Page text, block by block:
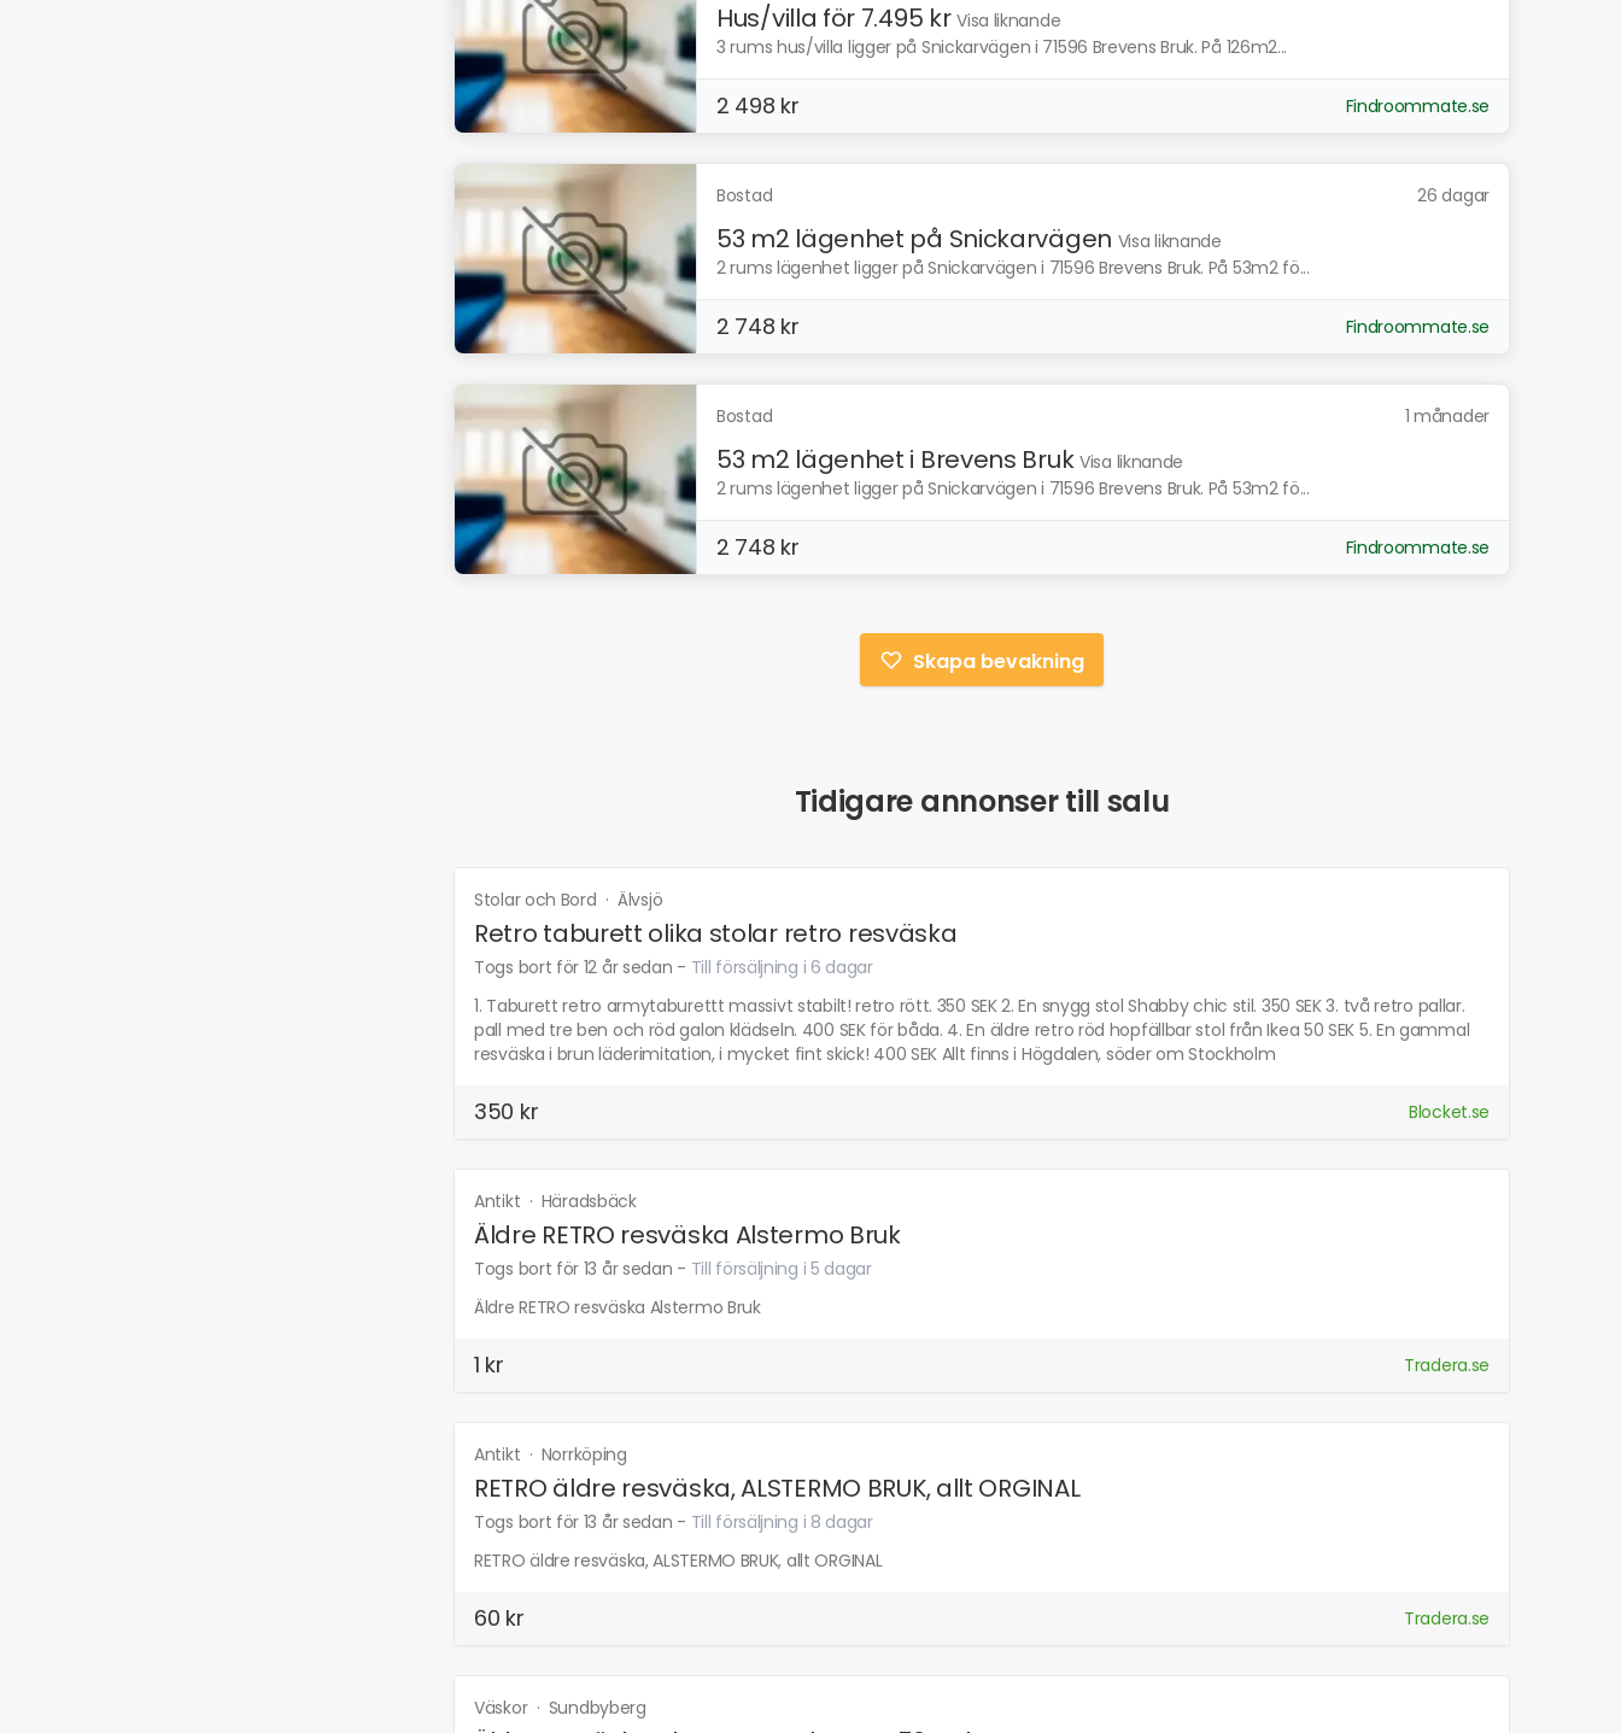
Hus/villa för 7.495 kr Visa liknande
3 rums hus/villa ligger på Snickarvägen i 71596 Brevens Bruk. På 126m2...
2 498 kr Findroommate.se
Bostad 26 dagar
53 m2 lägenhet på Snickarvägen Visa liknande
2 rums lägenhet ligger på Snickarvägen i 71596 Brevens Bruk. På 53m2 fö...
2 748 kr Findroommate.se
Bostad 1 månader
53 m2 lägenhet i Brevens Bruk Visa liknande
2 rums lägenhet ligger på Snickarvägen i 71596 Brevens Bruk. På 53m2 fö...
2 748 kr Findroommate.se
Skapa bevakning
Tidigare annonser till salu
Stolar och Bord ·Älvsjö
Retro taburett olika stolar retro resväska
Togs bort för 12 år sedan - Till försäljning i 6 dagar
1. Taburett retro armytaburettt massivt stabilt! retro rött. 350 SEK 2. En snygg stol Shabby chic stil. 350 SEK 3. två retro pallar.
pall med tre ben och röd galon klädseln. 400 SEK för båda. 4. En äldre retro röd hopfällbar stol från Ikea 50 SEK 5. En gammal
resväska i brun läderimitation, i mycket fint skick! 400 SEK Allt finns i Högdalen, söder om Stockholm
350 kr Blocket.se
Antikt · Häradsbäck
Äldre RETRO resväska Alstermo Bruk
Togs bort för 13 år sedan - Till försäljning i 5 dagar
Äldre RETRO resväska Alstermo Bruk
1 kr Tradera.se
Antikt · Norrköping
RETRO äldre resväska, ALSTERMO BRUK, allt ORGINAL
Togs bort för 13 år sedan - Till försäljning i 8 dagar
RETRO äldre resväska, ALSTERMO BRUK, allt ORGINAL
60 kr Tradera.se
Väskor · Sundbyberg